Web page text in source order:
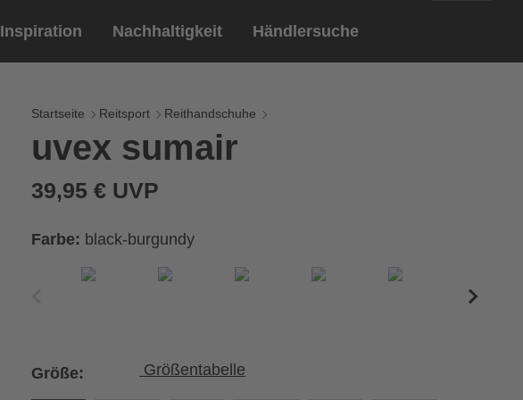
Eyewear
Sportbrillen
Lifestyle Brillen
Reithandschuhe
Inspiration Nachhaltigkeit Händlersuche
Startseite Reitsport Reithandschuhe
uvex sumair
39,95 € UVP
Farbe: black-burgundy
Größe: Größentabelle